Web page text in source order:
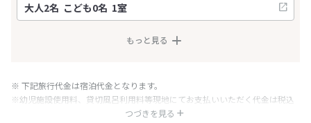
もっと見る
つづきを見る
※ 下記旅行代金は宿泊代金となります。
※幼児施設使用料、貸切風呂利用料等現地にてお支払いいただく代金は税込
み表記となりますが、消費税増税に伴い代金が一部変更となる場合がござい